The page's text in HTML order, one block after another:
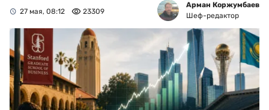
27 мая, 08:12 23309
Арман Коржумбаев
Шеф-редактор